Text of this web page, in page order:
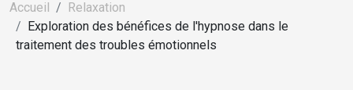
Accueil
Relaxation
Exploration des bénéfices de l'hypnose dans le
traitement des troubles émotionnels